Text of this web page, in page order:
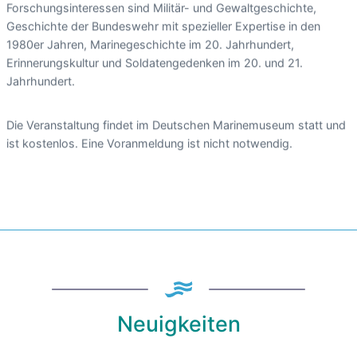
Forschungsinteressen sind Militär- und Gewaltgeschichte,
Geschichte der Bundeswehr mit spezieller Expertise in den
1980er Jahren, Marinegeschichte im 20. Jahrhundert,
Erinnerungskultur und Soldatengedenken im 20. und 21.
Jahrhundert.
Die Veranstaltung findet im Deutschen Marinemuseum statt und
ist kostenlos. Eine Voranmeldung ist nicht notwendig.
Neuigkeiten